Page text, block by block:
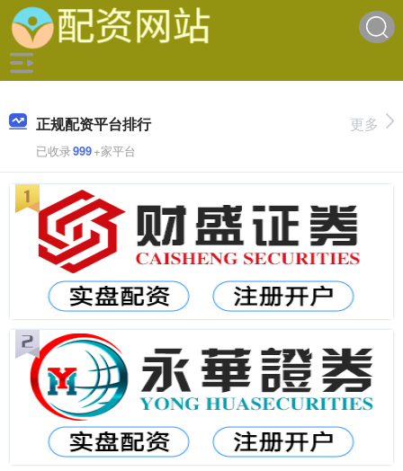
正规配资平台排行
已收录999+家平台
更多